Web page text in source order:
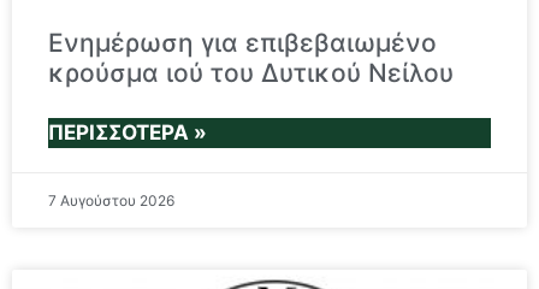
Ενημέρωση για επιβεβαιωμένο
κρούσμα ιού του Δυτικού Νείλου
ΠΕΡΙΣΣΌΤΕΡΑ »
7 Αυγούστου 2026